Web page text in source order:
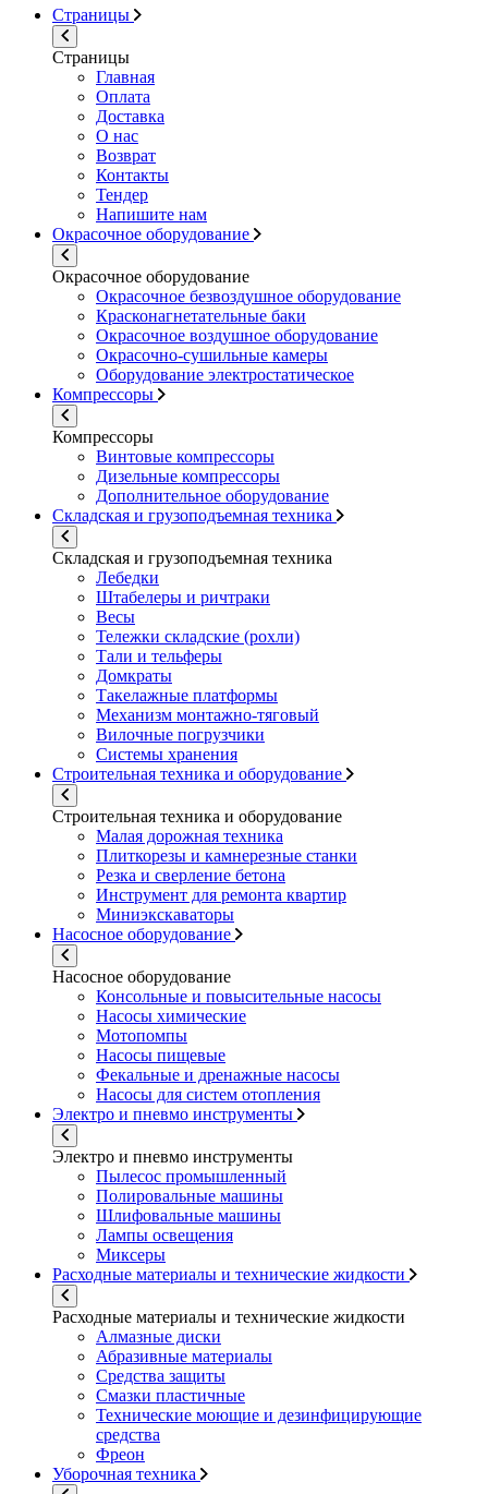
Страницы
Страницы
Главная
Оплата
Доставка
О нас
Возврат
Контакты
Тендер
Напишите нам
Окрасочное оборудование
Окрасочное оборудование
Окрасочное безвоздушное оборудование
Красконагнетательные баки
Окрасочное воздушное оборудование
Окрасочно-сушильные камеры
Оборудование электростатическое
Компрессоры
Компрессоры
Винтовые компрессоры
Дизельные компрессоры
Дополнительное оборудование
Складская и грузоподъемная техника
Складская и грузоподъемная техника
Лебедки
Штабелеры и ричтраки
Весы
Тележки складские (рохли)
Тали и тельферы
Домкраты
Такелажные платформы
Механизм монтажно-тяговый
Вилочные погрузчики
Системы хранения
Строительная техника и оборудование
Строительная техника и оборудование
Малая дорожная техника
Плиткорезы и камнерезные станки
Резка и сверление бетона
Инструмент для ремонта квартир
Миниэкскаваторы
Насосное оборудование
Насосное оборудование
Консольные и повысительные насосы
Насосы химические
Мотопомпы
Насосы пищевые
Фекальные и дренажные насосы
Насосы для систем отопления
Электро и пневмо инструменты
Электро и пневмо инструменты
Пылесос промышленный
Полировальные машины
Шлифовальные машины
Лампы освещения
Миксеры
Расходные материалы и технические жидкости
Расходные материалы и технические жидкости
Алмазные диски
Абразивные материалы
Средства защиты
Смазки пластичные
Технические моющие и дезинфицирующие
средства
Фреон
Уборочная техника